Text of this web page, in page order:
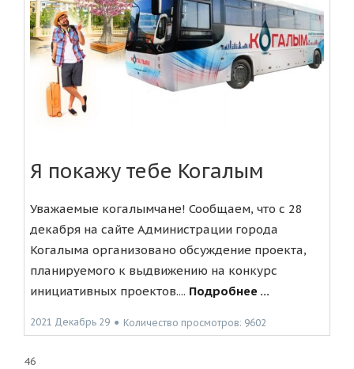
Я покажу тебе Когалым
Уважаемые когалымчане! Сообщаем, что с 28
декабря на сайте Администрации города
Когалыма организовано обсуждение проекта,
планируемого к выдвижению на конкурс
инициативных проектов.... Подробнее ...
2021 Декабрь 29 ● Количество просмотров: 9602
46